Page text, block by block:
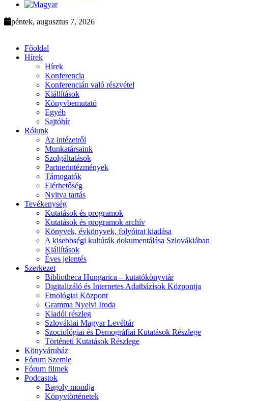
péntek, augusztus 7, 2026
Főoldal
Hírek
Hírek
Konferencia
Konferencián való részvétel
Kiállítások
Könyvbemutató
Egyéb
Sajtóhír
Rólunk
Az intézetről
Munkatársaink
Szolgáltatások
Partnerintézmények
Támogatók
Elérhetőség
Nyitva tartás
Tevékenység
Kutatások és programok
Kutatások és programok archív
Könyvek, évkönyvek, folyóirat kiadása
A kisebbségi kultúrák dokumentálása Szlovákiában
Kiállítások
Éves jelentés
Szerkezet
Bibliotheca Hungarica – kutatókönyvtár
Digitalizáló és Internetes Adatbázisok Központja
Etnológiai Központ
Gramma Nyelvi Iroda
Kiadói részleg
Szlovákiai Magyar Levéltár
Szociológiai és Demográfiai Kutatások Részlege
Történeti Kutatások Részlege
Könyváruház
Fórum Szemle
Fórum filmek
Podcastok
Bagoly mondja
Könyvtörténetek